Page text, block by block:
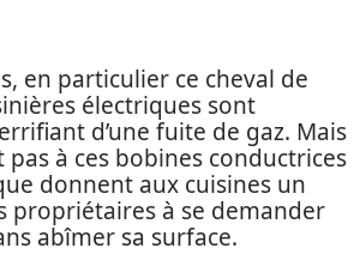
en particulier ce cheval de
électriques sont
d’une fuite de gaz. Mais
à ces bobines conductrices
donnent aux cuisines un
propriétaires à se demander
abîmer sa surface.